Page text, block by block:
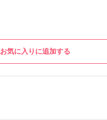
お気に入りに追加する